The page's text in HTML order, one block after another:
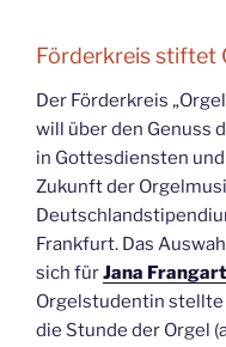
Förderkreis stiftet
Der Förderkreis
will über den Genuss
in Gottesdiensten
Zukunft der
Frankfurt. Das
sich fürJana Frangart
Orgelstudentin stellte
die Stunde der Orgel